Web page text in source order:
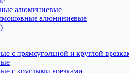
алюминиевые
алюминиевые
с прямоугольной и круглой
с круглыми врезками